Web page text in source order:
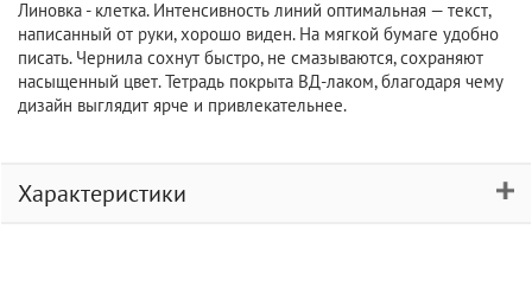
Линовка - клетка. Интенсивность линий оптимальная — текст,
написанный от руки, хорошо виден. На мягкой бумаге удобно
писать. Чернила сохнут быстро, не смазываются, сохраняют
насыщенный цвет. Тетрадь покрыта ВД-лаком, благодаря чему
дизайн выглядит ярче и привлекательнее.
Характеристики